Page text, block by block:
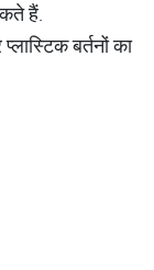
हैं.
बर्तनों का